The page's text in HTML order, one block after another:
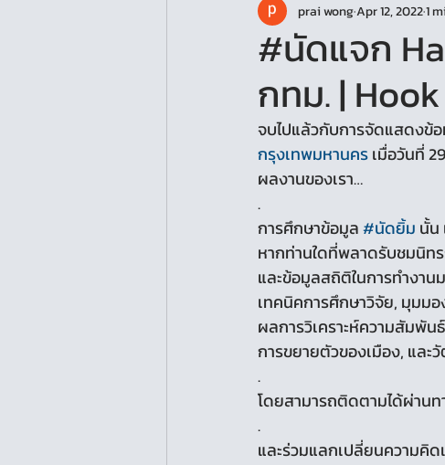
USL Fellow hall Archives
Urban Sleeping lab วรร
#นัดแจก
กทม. |
prai wongApr 12, 20221
จบไปแล้วกับการจัดแสดงข้
กรุงเทพมหานคร เมื่อวันที่
ผลงานของเรา…
.
การศึกษาข้อมูล #นัดยิ้ม นั้น
หากท่านใดที่พลาดรับชมนิทร
และข้อมูลสถิติในการทำงา
เทคนิคการศึกษาวิจัย, มุมม
ผลการวิเคราะห์ความสัมพั
การขยายตัวของเมือง, และ
.
โดยสามารถติดตามได้ผ่าน
.
และร่วมแลกเปลี่ยนความคิ